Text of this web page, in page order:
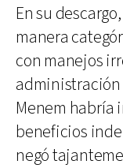
En su
manera
con manejos
administración
Menem habría
beneficios
negó